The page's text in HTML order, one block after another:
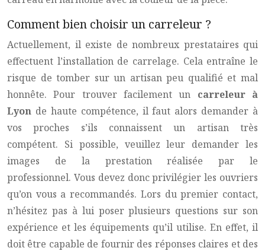
Comment bien choisir un carreleur ?
Actuellement, il existe de nombreux prestataires qui
effectuent l’installation de carrelage. Cela entraîne le
risque de tomber sur un artisan peu qualifié et mal
honnête. Pour trouver facilement un carreleur à
Lyon de haute compétence, il faut alors demander à
vos proches s’ils connaissent un artisan très
compétent. Si possible, veuillez leur demander les
images de la prestation réalisée par le
professionnel. Vous devez donc privilégier les ouvriers
qu’on vous a recommandés. Lors du premier contact,
n’hésitez pas à lui poser plusieurs questions sur son
expérience et les équipements qu’il utilise. En effet, il
doit être capable de fournir des réponses claires et des